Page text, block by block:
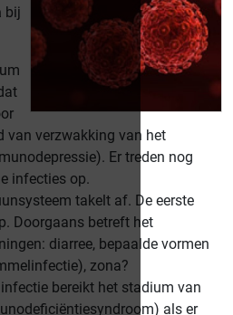
bij
van verzwakking van het
Er treden nog
infecties op.
takelt af. De eerste
Doorgaans betreft het
diarree, bepaalde vormen
zona?
bereikt het stadium van
als er